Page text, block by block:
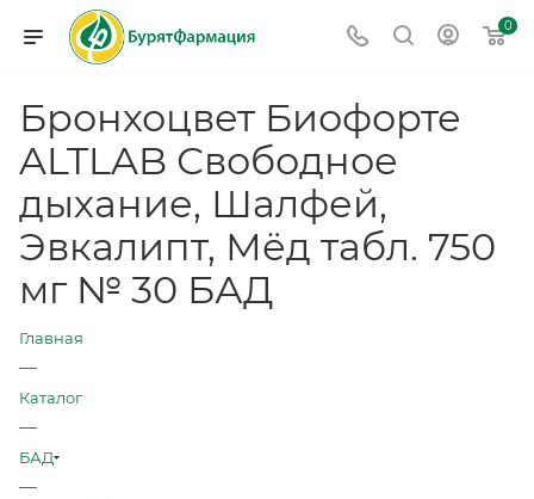
0
Бронхоцвет Биофорте
ALTLAB Свободное
дыхание, Шалфей,
Эвкалипт, Мёд табл. 750
мг № 30 БАД
Главная
—
Каталог
—
БАД
—